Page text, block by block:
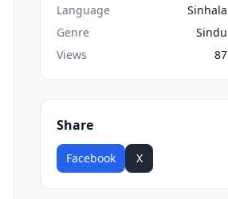
Language
Sinhala
Genre
Sindu
Views
87
Share
Facebook X